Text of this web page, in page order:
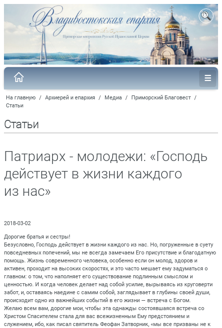
На главную / Архиерей и епархия / Медиа / Приморский Благовест /
Статьи
Статьи
Патриарх - молодежи: «Господь
действует в жизни каждого
из нас»
2018-03-02
Дорогие братья и сестры!
Безусловно, Господь действует в жизни каждого из нас. Но, погруженные в суету
повседневных попечений, мы не всегда замечаем Его присутствие и благодатную
помощь. Жизнь современного человека, особенно если он молод, здоров и
активен, проходит на высоких скоростях, и это часто мешает ему задуматься о
главном: о том, что наполняет его существование подлинным смыслом и
ценностью. И когда человек делает над собой усилие, вырываясь из круговерти
забот, и, оставаясь наедине с самим собой, заглядывает в глубины своей души,
происходит одно из важнейших событий в его жизни — встреча с Богом.
Желаю всем вам, дорогие мои, чтобы эта однажды состоявшаяся встреча со
Христом Спасителем стала для вас всежизненным Ему предстоянием и
служением, ибо, как писал святитель Феофан Затворник, «мы все призваны не к